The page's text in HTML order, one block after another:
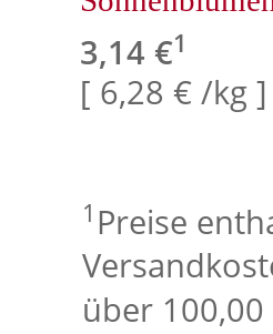
3,14 €1
[ 6,28 € /kg ]
1 Preise
über 100,00